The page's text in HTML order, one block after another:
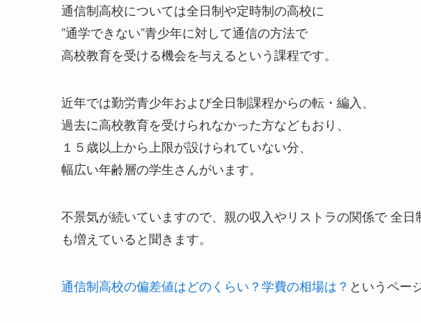
通信制高校については全日制や定時制の高校に
”通学できない”青少年に対して通信の方法で
高校教育を受ける機会を与えるという課程です。
近年では勤労青少年および全日制課程からの転・編入、
過去に高校教育を受けられなかった方などもおり、
１５歳以上から上限が設けられていない分、
幅広い年齢層の学生さんがいます。
不景気が続いていますので、親の収入やリストラの関係で 全
も増えていると聞きます。
通信制高校の偏差値はどのくらい？学費の相場は？ というペー